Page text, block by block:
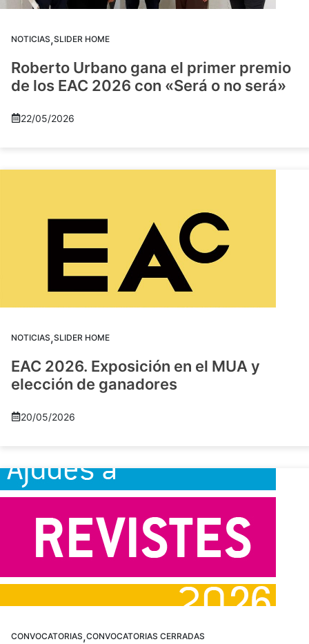
NOTICIAS,SLIDER HOME
Roberto Urbano gana el primer premio
de los EAC 2026 con «Será o no será»
22/05/2026
NOTICIAS,SLIDER HOME
EAC 2026. Exposición en el MUA y
elección de ganadores
20/05/2026
CONVOCATORIAS,CONVOCATORIAS CERRADAS